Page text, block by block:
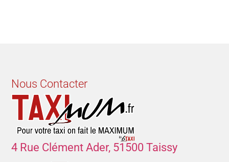
Nous Contacter
4 Rue Clément Ader, 51500 Taissy